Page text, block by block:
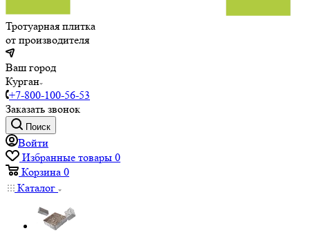
Тротуарная плитка
от производителя
Ваш город
Курган
+7-800-100-56-53
Заказать звонок
Поиск
Войти
Избранные товары 0
Корзина 0
Каталог